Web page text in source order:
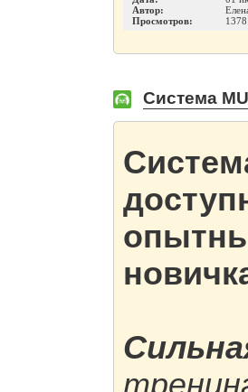
Автор:
Просмотров:
1378
Система